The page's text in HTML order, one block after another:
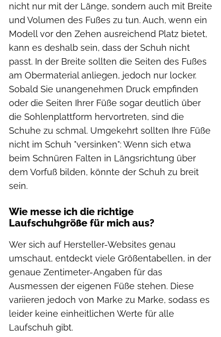
nicht nur mit der Länge, sondern auch mit Breite
und Volumen des Fußes zu tun. Auch, wenn ein
Modell vor den Zehen ausreichend Platz bietet,
kann es deshalb sein, dass der Schuh nicht
passt. In der Breite sollten die Seiten des Fußes
am Obermaterial anliegen, jedoch nur locker.
Sobald Sie unangenehmen Druck empfinden
oder die Seiten Ihrer Füße sogar deutlich über
die Sohlenplattform hervortreten, sind die
Schuhe zu schmal. Umgekehrt sollten Ihre Füße
nicht im Schuh "versinken": Wenn sich etwa
beim Schnüren Falten in Längsrichtung über
dem Vorfuß bilden, könnte der Schuh zu breit
sein.
Wie messe ich die richtige
Laufschuhgröße für mich aus?
Wer sich auf Hersteller-Websites genau
umschaut, entdeckt viele Größentabellen, in der
genaue Zentimeter-Angaben für das
Ausmessen der eigenen Füße stehen. Diese
variieren jedoch von Marke zu Marke, sodass es
leider keine einheitlichen Werte für alle
Laufschuh gibt.